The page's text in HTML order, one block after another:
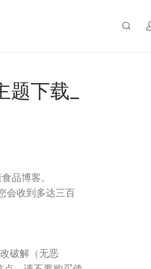
题下载_
品博客。
会收到多达三百
破解（无恶